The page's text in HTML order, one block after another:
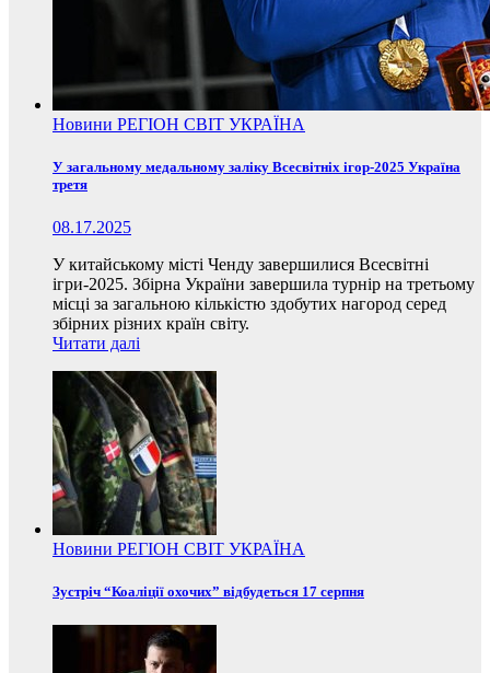
Новини РЕГІОН СВІТ УКРАЇНА
У загальному медальному заліку Всесвітніх ігор-2025 Україна
третя
08.17.2025
У китайському місті Ченду завершилися Всесвітні
ігри-2025. Збірна України завершила турнір на третьому
місці за загальною кількістю здобутих нагород серед
збірних різних країн світу.
Читати далі
Новини РЕГІОН СВІТ УКРАЇНА
Зустріч “Коаліції охочих” відбудеться 17 серпня